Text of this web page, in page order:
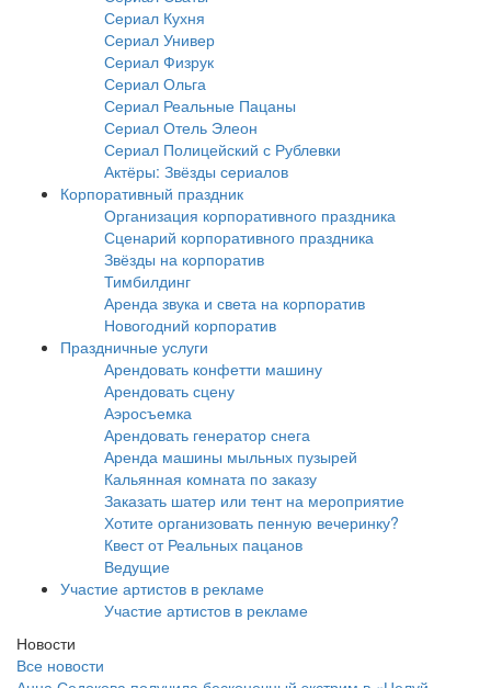
Сериал Кухня
Сериал Универ
Сериал Физрук
Сериал Ольга
Сериал Реальные Пацаны
Сериал Отель Элеон
Сериал Полицейский с Рублевки
Актёры: Звёзды сериалов
Корпоративный праздник
Организация корпоративного праздника
Сценарий корпоративного праздника
Звёзды на корпоратив
Тимбилдинг
Аренда звука и света на корпоратив
Новогодний корпоратив
Праздничные услуги
Арендовать конфетти машину
Арендовать сцену
Аэросъемка
Арендовать генератор снега
Аренда машины мыльных пузырей
Кальянная комната по заказу
Заказать шатер или тент на мероприятие
Хотите организовать пенную вечеринку?
Квест от Реальных пацанов
Ведущие
Участие артистов в рекламе
Участие артистов в рекламе
Новости
Все новости